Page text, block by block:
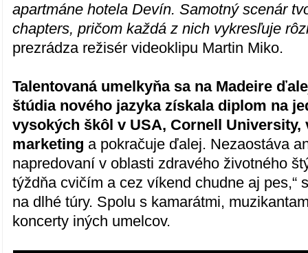
apartmáne hotela Devín. Samotný scenár
chapters, pričom každá z nich vykresľuje
prezrádza režisér videoklipu Martin Miko.
Talentovaná umelkyňa sa na Madeire
štúdia nového jazyka získala diplom na
vysokých škôl v USA, Cornell
marketing a pokračuje ďalej. Nezaostáva
napredovaní v oblasti zdravého životného
týždňa cvičím a cez víkend chudne aj pes,“
na dlhé túry. Spolu s kamarátmi,
koncerty iných umelcov.